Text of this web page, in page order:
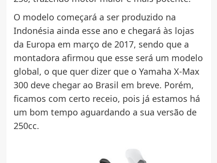
O modelo começará a ser produzido na
Indonésia ainda esse ano e chegará às lojas
da Europa em março de 2017, sendo que a
montadora afirmou que esse será um modelo
global, o que quer dizer que o Yamaha X-Max
300 deve chegar ao Brasil em breve. Porém,
ficamos com certo receio, pois já estamos há
um bom tempo aguardando a sua versão de
250cc.